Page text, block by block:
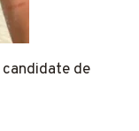
candidate de